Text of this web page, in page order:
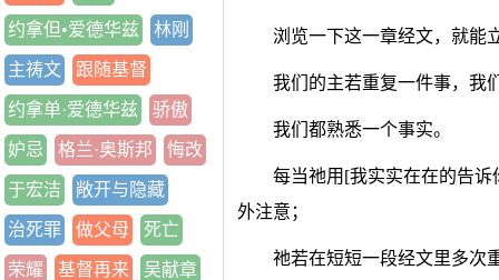
约拿但•爱德华兹 林刚
主祷文 跟随基督
约拿单·爱德华兹 骄傲
妒忌 格兰·奥斯邦 悔改
于宏洁 敞开与隐藏
治死罪 做父母 死亡
荣耀 基督再来 吴献章
浏览一下这一章经文，就能
我们的主若重复一件事，我
我们都熟悉一个事实。
每当祂用[我实实在在的告
外注意；
祂若在短短一段经文里多次